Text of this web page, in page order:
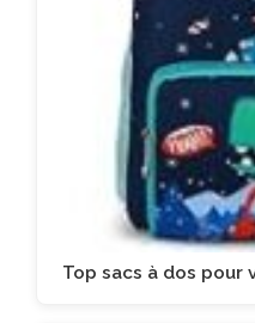
Top sacs à dos pour